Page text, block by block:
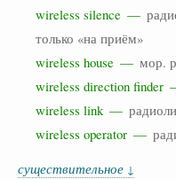
wireless silence —
только «на приём»
wireless house — мор.
wireless direction finder
wireless link —
wireless operator —
существительное ↓